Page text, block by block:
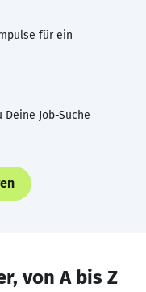
für ein
Job-Suche
von A bis Z